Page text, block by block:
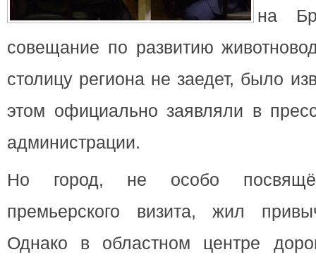
на
совещание по развитию
столицу региона не заедет, было
этом официально заявляли в
администрации.
Но город, не особо
премьерского визита, жил
Однако в областном центре